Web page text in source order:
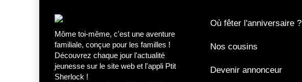
Môme toi-même, c'est une aventure
familiale, conçue pour les familles !
Découvrez chaque jour l'actualité
jeunesse sur le site web et l'appli Ptit
Sherlock !
Où fêter l'anniversaire ?
Nos cousins
Devenir annonceur